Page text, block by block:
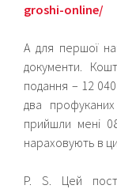
groshi-online/
А для першої
документи.
подання – 12
два
прийшли мені
нараховують в
P. S. Цей